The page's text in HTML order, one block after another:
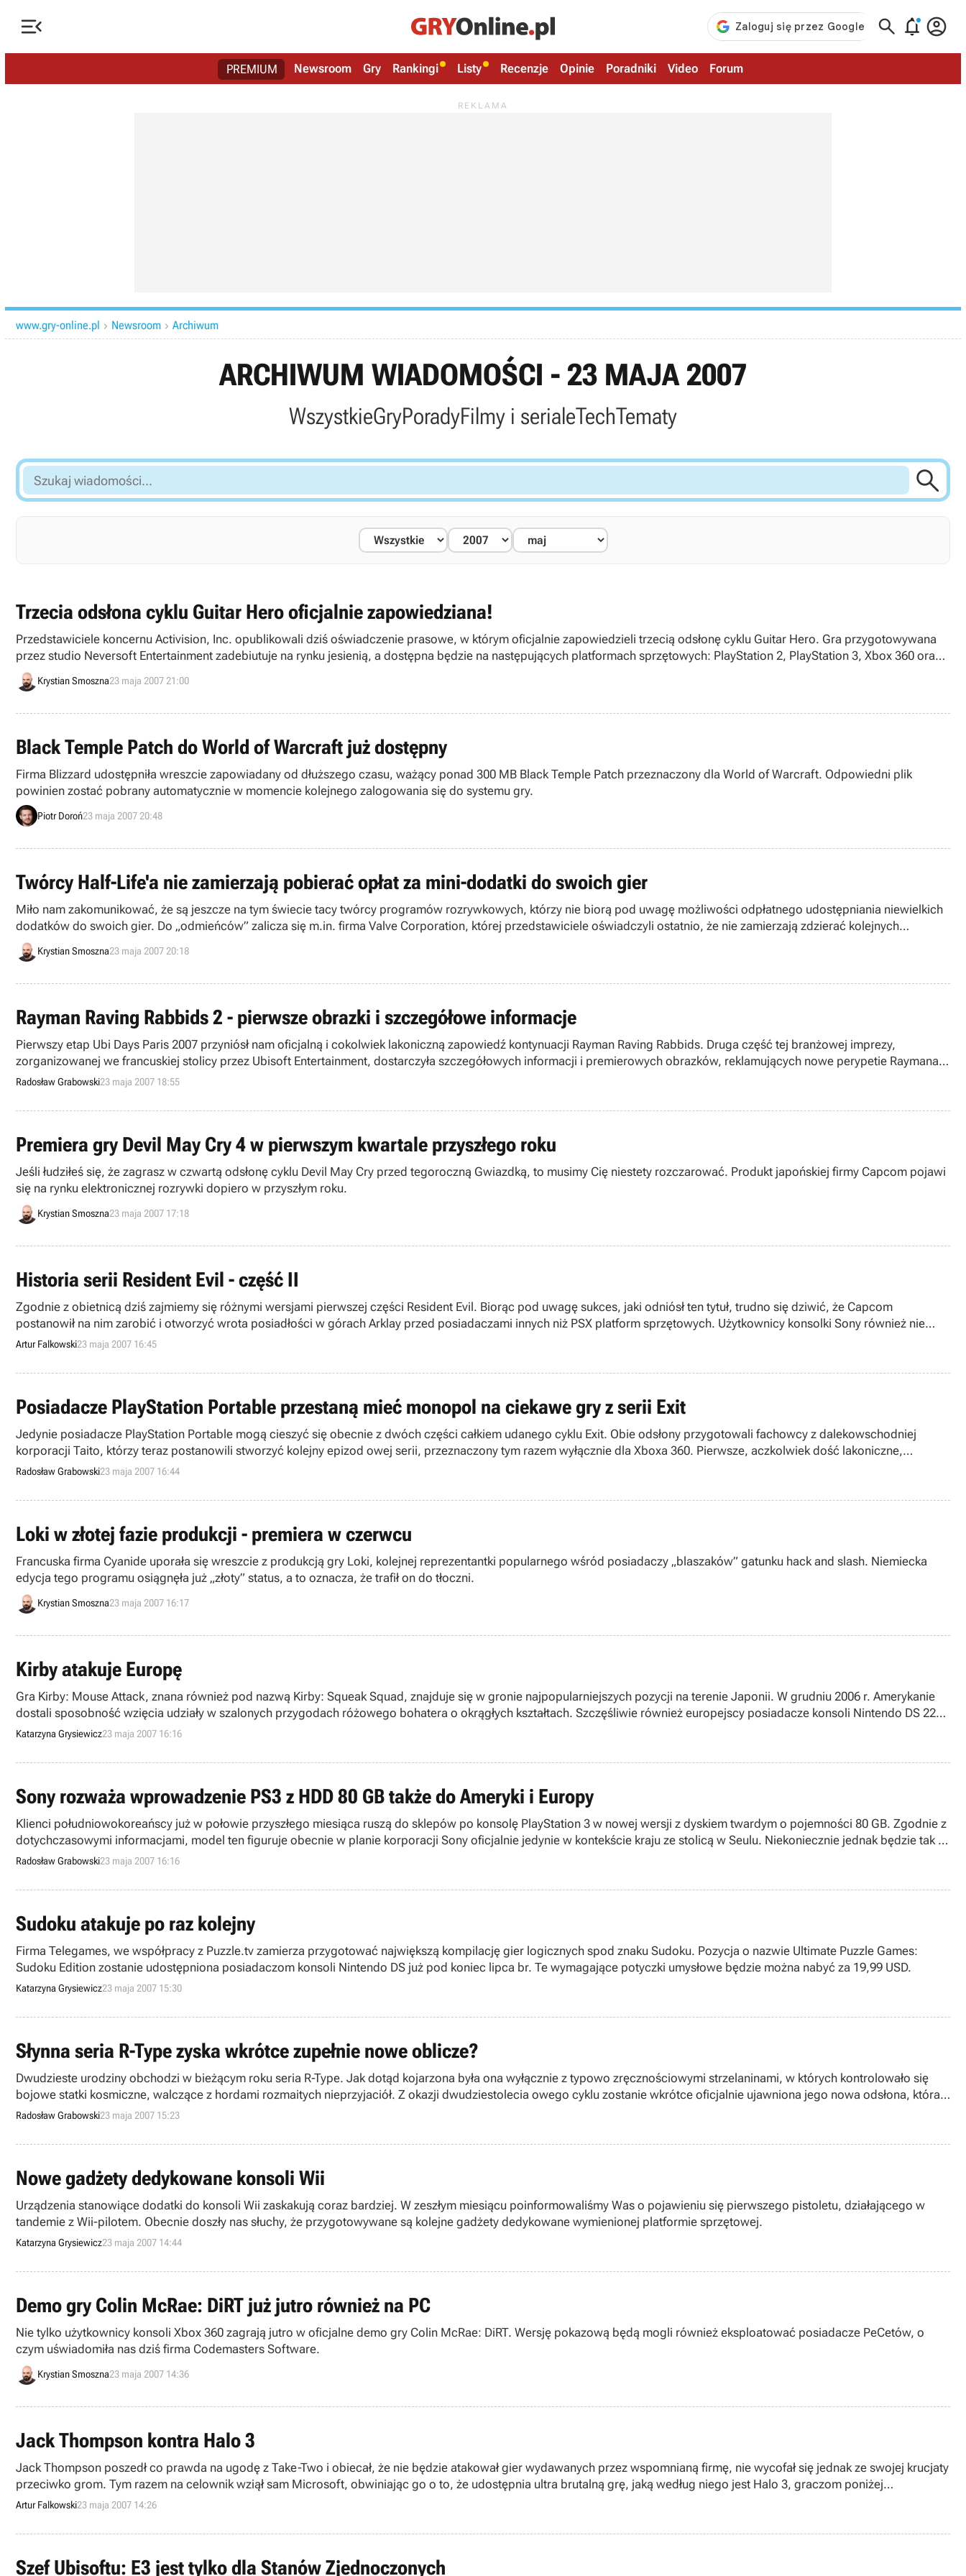
   
PREMIUM Newsroom Gry Rankingi Listy Recenzje Opinie Poradniki Video Forum
www.gry-online.pl  Newsroom  Archiwum
ARCHIWUM WIADOMOŚCI - 23 MAJA 2007
WszystkieGryPoradyFilmy i serialeTechTematy
Szukaj
wiadomości...

Trzecia odsłona cyklu Guitar Hero oficjalnie zapowiedziana!
Przedstawiciele koncernu Activision, Inc. opublikowali dziś oświadczenie prasowe, w którym oficjalnie zapowiedzieli trzecią odsłonę cyklu Guitar Hero. Gra przygotowywana
przez studio Neversoft Entertainment zadebiutuje na rynku jesienią, a dostępna będzie na następujących platformach sprzętowych: PlayStation 2, PlayStation 3, Xbox 360 oraz
Nintendo Wii.
Krystian Smoszna23 maja 2007 21:00
Black Temple Patch do World of Warcraft już dostępny
Firma Blizzard udostępniła wreszcie zapowiadany od dłuższego czasu, ważący ponad 300 MB Black Temple Patch przeznaczony dla World of Warcraft. Odpowiedni plik
powinien zostać pobrany automatycznie w momencie kolejnego zalogowania się do systemu gry.
Piotr Doroń23 maja 2007 20:48
Twórcy Half-Life'a nie zamierzają pobierać opłat za mini-dodatki do swoich gier
Miło nam zakomunikować, że są jeszcze na tym świecie tacy twórcy programów rozrywkowych, którzy nie biorą pod uwagę możliwości odpłatnego udostępniania niewielkich
dodatków do swoich gier. Do „odmieńców” zalicza się m.in. firma Valve Corporation, której przedstawiciele oświadczyli ostatnio, że nie zamierzają zdzierać kolejnych
pieniędzy z użytkowników takich programów, jak Counter-Strike czy TS2.
Krystian Smoszna23 maja 2007 20:18
Rayman Raving Rabbids 2 - pierwsze obrazki i szczegółowe informacje
Pierwszy etap Ubi Days Paris 2007 przyniósł nam oficjalną i cokolwiek lakoniczną zapowiedź kontynuacji Rayman Raving Rabbids. Druga część tej branżowej imprezy,
zorganizowanej we francuskiej stolicy przez Ubisoft Entertainment, dostarczyła szczegółowych informacji i premierowych obrazków, reklamujących nowe perypetie Raymana i
Szalonych Kórlików.
Radosław Grabowski23 maja 2007 18:55
Premiera gry Devil May Cry 4 w pierwszym kwartale przyszłego roku
Jeśli łudziłeś się, że zagrasz w czwartą odsłonę cyklu Devil May Cry przed tegoroczną Gwiazdką, to musimy Cię niestety rozczarować. Produkt japońskiej firmy Capcom pojawi
się na rynku elektronicznej rozrywki dopiero w przyszłym roku.
Krystian Smoszna23 maja 2007 17:18
Historia serii Resident Evil - część II
Zgodnie z obietnicą dziś zajmiemy się różnymi wersjami pierwszej części Resident Evil. Biorąc pod uwagę sukces, jaki odniósł ten tytuł, trudno się dziwić, że Capcom
postanowił na nim zarobić i otworzyć wrota posiadłości w górach Arklay przed posiadaczami innych niż PSX platform sprzętowych. Użytkownicy konsolki Sony również nie
mieli na co narzekać, ponieważ otrzymali nie jedną, a trzy wersje gry.
Artur Falkowski23 maja 2007 16:45
Posiadacze PlayStation Portable przestaną mieć monopol na ciekawe gry z serii Exit
Jedynie posiadacze PlayStation Portable mogą cieszyć się obecnie z dwóch części całkiem udanego cyklu Exit. Obie odsłony przygotowali fachowcy z dalekowschodniej
korporacji Taito, którzy teraz postanowili stworzyć kolejny epizod owej serii, przeznaczony tym razem wyłącznie dla Xboxa 360. Pierwsze, aczkolwiek dość lakoniczne,
informacje na niniejszy temat podał japoński magazyn Famitsu.
Radosław Grabowski23 maja 2007 16:44
Loki w złotej fazie produkcji - premiera w czerwcu
Francuska firma Cyanide uporała się wreszcie z produkcją gry Loki, kolejnej reprezentantki popularnego wśród posiadaczy „blaszaków” gatunku hack and slash. Niemiecka
edycja tego programu osiągnęła już „złoty” status, a to oznacza, że trafił on do tłoczni.
Krystian Smoszna23 maja 2007 16:17
Kirby atakuje Europę
Gra Kirby: Mouse Attack, znana również pod nazwą Kirby: Squeak Squad, znajduje się w gronie najpopularniejszych pozycji na terenie Japonii. W grudniu 2006 r. Amerykanie
dostali sposobność wzięcia udziały w szalonych przygodach różowego bohatera o okrągłych kształtach. Szczęśliwie również europejscy posiadacze konsoli Nintendo DS 22
czerwca będą mogli nabyć ową produkcję.
Katarzyna Grysiewicz23 maja 2007 16:16
Sony rozważa wprowadzenie PS3 z HDD 80 GB także do Ameryki i Europy
Klienci południowokoreańscy już w połowie przyszłego miesiąca ruszą do sklepów po konsolę PlayStation 3 w nowej wersji z dyskiem twardym o pojemności 80 GB. Zgodnie z
dotychczasowymi informacjami, model ten figuruje obecnie w planie korporacji Sony oficjalnie jedynie w kontekście kraju ze stolicą w Seulu. Niekoniecznie jednak będzie tak w
przyszłości.
Radosław Grabowski23 maja 2007 16:16
Sudoku atakuje po raz kolejny
Firma Telegames, we współpracy z Puzzle.tv zamierza przygotować największą kompilację gier logicznych spod znaku Sudoku. Pozycja o nazwie Ultimate Puzzle Games:
Sudoku Edition zostanie udostępniona posiadaczom konsoli Nintendo DS już pod koniec lipca br. Te wymagające potyczki umysłowe będzie można nabyć za 19,99 USD.
Katarzyna Grysiewicz23 maja 2007 15:30
Słynna seria R-Type zyska wkrótce zupełnie nowe oblicze?
Dwudzieste urodziny obchodzi w bieżącym roku seria R-Type. Jak dotąd kojarzona była ona wyłącznie z typowo zręcznościowymi strzelaninami, w których kontrolowało się
bojowe statki kosmiczne, walczące z hordami rozmaitych nieprzyjaciół. Z okazji dwudziestolecia owego cyklu zostanie wkrótce oficjalnie ujawniona jego nowa odsłona, która
ma jednak diametralnie różnić się od swoich poprzedniczek.
Radosław Grabowski23 maja 2007 15:23
Nowe gadżety dedykowane konsoli Wii
Urządzenia stanowiące dodatki do konsoli Wii zaskakują coraz bardziej. W zeszłym miesiącu poinformowaliśmy Was o pojawieniu się pierwszego pistoletu, działającego w
tandemie z Wii-pilotem. Obecnie doszły nas słuchy, że przygotowywane są kolejne gadżety dedykowane wymienionej platformie sprzętowej.
Katarzyna Grysiewicz23 maja 2007 14:44
Demo gry Colin McRae: DiRT już jutro również na PC
Nie tylko użytkownicy konsoli Xbox 360 zagrają jutro w oficjalne demo gry Colin McRae: DiRT. Wersję pokazową będą mogli również eksploatować posiadacze PeCetów, o
czym uświadomiła nas dziś firma Codemasters Software.
Krystian Smoszna23 maja 2007 14:36
Jack Thompson kontra Halo 3
Jack Thompson poszedł co prawda na ugodę z Take-Two i obiecał, że nie będzie atakował gier wydawanych przez wspomnianą firmę, nie wycofał się jednak ze swojej krucjaty
przeciwko grom. Tym razem na celownik wziął sam Microsoft, obwiniając go o to, że udostępnia ultra brutalną grę, jaką według niego jest Halo 3, graczom poniżej
siedemnastego roku życia.
Artur Falkowski23 maja 2007 14:26
Szef Ubisoftu: E3 jest tylko dla Stanów Zjednoczonych